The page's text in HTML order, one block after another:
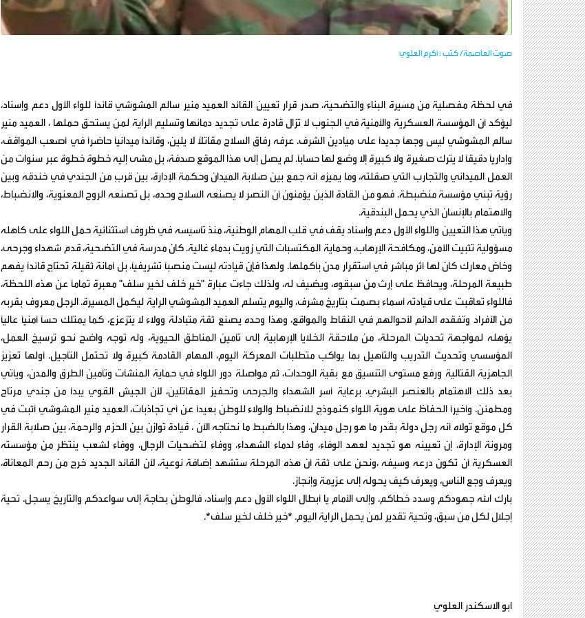
صوت العاصمة/ كتب : أكرم العلوي
في لحظة مفصلية من مسيرة البناء والتضحية، صدر قرار تعيين القائد العميد منير سالم المشوشي قائداً للواء الأول دعم وإسناد،
ليؤكد أن المؤسسة العسكرية والأمنية في الجنوب لا تزال قادرة على تجديد دمائها وتسليم الراية لمن يستحق حملها ، العميد منير
سالم المشوشي ليس وجهاً جديداً على ميادين الشرف. عرفه رفاق السلاح مقاتلاً لا يلين، وقائداً ميدانياً حاضراً في أصعب المواقف،
وإدارياً دقيقاً لا يترك صغيرة ولا كبيرة إلا وضع لها حساباً. لم يصل إلى هذا الموقع صدفة، بل مشى إليه خطوة خطوة عبر سنوات من
العمل الميداني والتجارب التي صقلته، وما يميزه أنه جمع بين صلابة الميدان وحكمة الإدارة، بين قربٍ من الجندي في خندقه وبين
رؤية تبني مؤسسة منضبطة. فهو من القادة الذين يؤمنون أن النصر لا يصنعه السلاح وحده، بل تصنعه الروح المعنوية، والانضباط،
والاهتمام بالإنسان الذي يحمل البندقية.
ويأتي هذا التعيين واللواء الأول دعم وإسناد يقف في قلب المهام الوطنية، منذ تأسيسه في ظروف استثنائية حمل اللواء على كاهله
مسؤولية تثبيت الأمن، ومكافحة الإرهاب، وحماية المكتسبات التي رُويت بدماء غالية. كان مدرسة في التضحية، قدم شهداء وجرحى،
وخاض معارك كان لها أثر مباشر في استقرار مدن بأكملها. ولهذا فإن قيادته ليست منصباً تشريفياً، بل أمانة ثقيلة تحتاج قائداً يفهم
طبيعة المرحلة، ويحافظ على إرث من سبقوه، ويضيف له، ولذلك جاءت عبارة "خير خلف لخير سلف" معبرة تماماً عن هذه اللحظة،
فاللواء تعاقبت على قيادته أسماء بصمت بتاريخ مشرف، واليوم يتسلم العميد المشوشي الراية ليكمل المسيرة. الرجل معروف بقربه
من الأفراد وتفقده الدائم لأحوالهم في النقاط والمواقع، وهذا وحده يصنع ثقة متبادلة وولاء لا يتزعزع، كما يمتلك حساً أمنياً عالياً
يؤهله لمواجهة تحديات المرحلة، من ملاحقة الخلايا الإرهابية إلى تأمين المناطق الحيوية، وله توجه واضح نحو ترسيخ العمل،
المؤسسي وتحديث التدريب والتأهيل بما يواكب متطلبات المعركة اليوم، المهام القادمة كبيرة ولا تحتمل التأجيل. أولها تعزيز
الجاهزية القتالية ورفع مستوى التنسيق مع بقية الوحدات، ثم مواصلة دور اللواء في حماية المنشآت وتأمين الطرق والمدن، ويأتي
بعد ذلك الاهتمام بالعنصر البشري، برعاية أسر الشهداء والجرحى وتحفيز المقاتلين، لأن الجيش القوي يبدأ من جندي مرتاح
ومطمئن. وأخيراً الحفاظ على هوية اللواء كنموذج للانضباط والولاء للوطن بعيداً عن أي تجاذبات، العميد منير المشوشي أثبت في
كل موقع تولاه أنه رجل دولة بقدر ما هو رجل ميدان، وهذا بالضبط ما نحتاجه الآن ، قيادة توازن بين الحزم والرحمة، بين صلابة القرار
ومرونة الإدارة، إن تعيينه هو تجديد لعهد الوفاء، وفاء لدماء الشهداء، ووفاء لتضحيات الرجال، ووفاء لشعب ينتظر من مؤسسته
العسكرية أن تكون درعه وسيفه ،ونحن على ثقة أن هذه المرحلة ستشهد إضافة نوعية، لأن القائد الجديد خرج من رحم المعاناة،
ويعرف وجع الناس، ويعرف كيف يحوله إلى عزيمة وإنجاز.
بارك الله جهودكم وسدد خطاكم. وإلى الأمام يا أبطال اللواء الأول دعم وإسناد، فالوطن بحاجة إلى سواعدكم والتاريخ يسجل. تحية
إجلال لكل من سبق، وتحية تقدير لمن يحمل الراية اليوم. *خير خلف لخير سلف*.
ابو الاسكندر العلوي